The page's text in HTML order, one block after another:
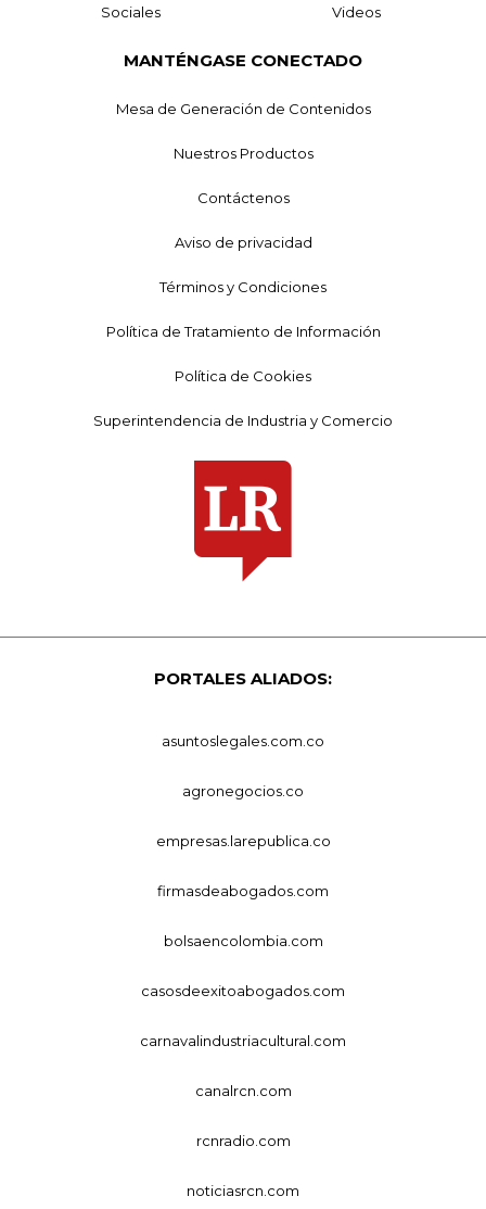
Sociales Videos
MANTÉNGASE CONECTADO
Mesa de Generación de Contenidos
Nuestros Productos
Contáctenos
Aviso de privacidad
Términos y Condiciones
Política de Tratamiento de Información
Política de Cookies
Superintendencia de Industria y Comercio
PORTALES ALIADOS:
asuntoslegales.com.co
agronegocios.co
empresas.larepublica.co
firmasdeabogados.com
bolsaencolombia.com
casosdeexitoabogados.com
carnavalindustriacultural.com
canalrcn.com
rcnradio.com
noticiasrcn.com